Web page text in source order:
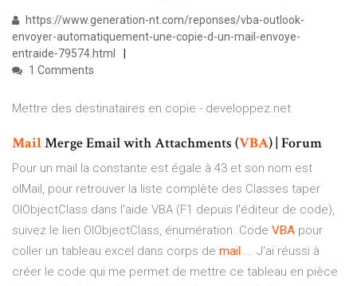
https://www.generation-nt.com/reponses/vba-outlook-
envoyer-automatiquement-une-copie-d-un-mail-envoye-
entraide-79574.html
1 Comments
Mettre des destinataires en copie - developpez.net
MailMerge Email with Attachments (VBA) | Forum
Pour un mail la constante est égale à 43 et son nom est
olMail, pour retrouver la liste complète des Classes taper
OlObjectClass dans l'aide VBA (F1 depuis l'éditeur de code),
suivez le lien OlObjectClass, énumération. Code VBA pour
coller un tableau excel dans corps de mail ... J'ai réussi à
créer le code qui me permet de mettre ce tableau en pièce